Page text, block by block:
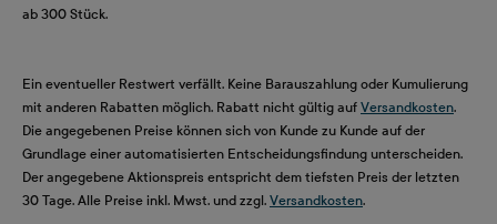
ab 300 Stück.
Ein eventueller Restwert verfällt. Keine Barauszahlung oder Kumulierung
mit anderen Rabatten möglich. Rabatt nicht gültig auf Versandkosten.
Die angegebenen Preise können sich von Kunde zu Kunde auf der
Grundlage einer automatisierten Entscheidungsfindung unterscheiden.
Der angegebene Aktionspreis entspricht dem tiefsten Preis der letzten
30 Tage. Alle Preise inkl. Mwst. und zzgl. Versandkosten.